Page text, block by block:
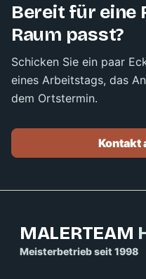
Bereit für eine
Raum passt?
Schicken Sie ein paar
eines Arbeitstags, das
dem Ortstermin.
Kontakt
MALERTEAM
Meisterbetrieb seit 1998